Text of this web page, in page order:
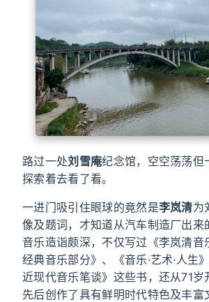
路过一处刘雪庵纪念馆，空空荡荡但
探索着去看了看。
一进门吸引住眼球的竟然是李岚清为
像及题词，才知道从汽车制造厂出来
音乐造诣颇深，不仅写过《李岚清
经典音乐部分》、《音乐·艺术·人生
近现代音乐笔谈》这些书，还从71岁
先后创作了具有鲜明时代特色及丰富